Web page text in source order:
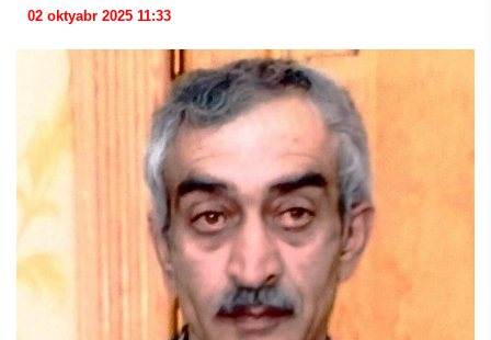
02 oktyabr 2025 11:33